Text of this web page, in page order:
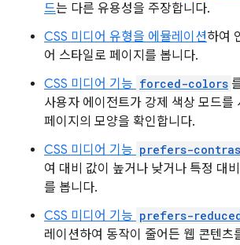
드는 다른 유용성을 주장합니다.
CSS 미디어 유형을 에뮬레이션하여
어 스타일로 페이지를 봅니다.
CSS 미디어 기능 forced-colors
사용자 에이전트가 강제 색상 모드를
페이지의 모양을 확인합니다.
CSS 미디어 기능 prefers-
여 대비 값이 높거나 낮거나 특정 대
를 봅니다.
CSS 미디어 기능 prefers-
레이션하여 동작이 줄어든 웹 콘텐츠